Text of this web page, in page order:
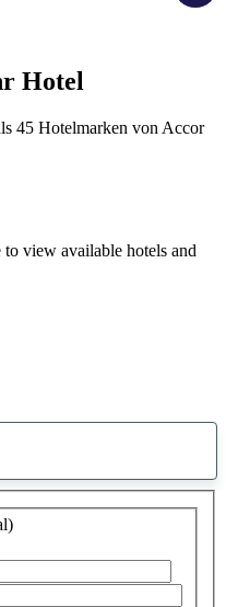
Hotel
45 Hotelmarken von Accor
view available hotels and